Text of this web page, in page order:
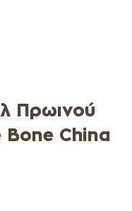
Πρωινού
Bone China